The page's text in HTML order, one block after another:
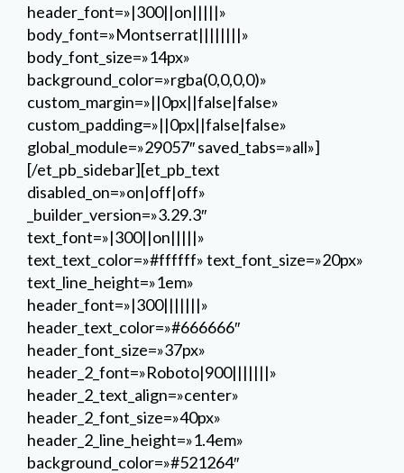
header_font=»|300||on|||||»
body_font=»Montserrat||||||||»
body_font_size=»14px»
background_color=»rgba(0,0,0,0)»
custom_margin=»||0px||false|false»
custom_padding=»||0px||false|false»
global_module=»29057″ saved_tabs=»all»]
[/et_pb_sidebar][et_pb_text
disabled_on=»on|off|off»
_builder_version=»3.29.3″
text_font=»|300||on|||||»
text_text_color=»#ffffff» text_font_size=»20px»
text_line_height=»1em»
header_font=»|300|||||||»
header_text_color=»#666666″
header_font_size=»37px»
header_2_font=»Roboto|900|||||||»
header_2_text_align=»center»
header_2_font_size=»40px»
header_2_line_height=»1.4em»
background_color=»#521264″